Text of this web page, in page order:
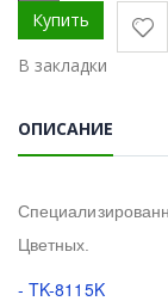
В закладки
ОПИСАНИЕ
Цветных.
- TK-8115K